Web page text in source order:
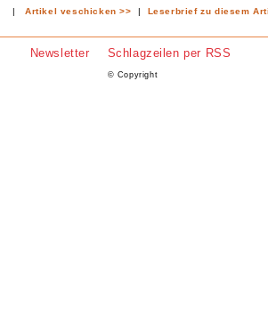
|Artikel veschicken >> | Leserbrief zu diesem
Newsletter Schlagzeilen per RSS
© Copyright